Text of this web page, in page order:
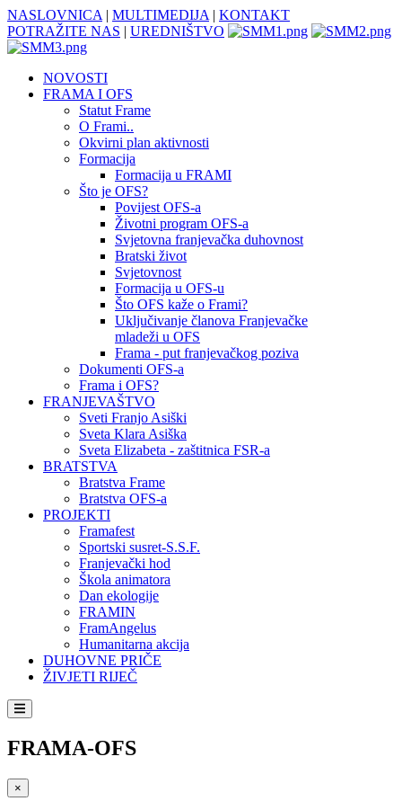
NASLOVNICA | MULTIMEDIJA | KONTAKT
POTRAŽITE NAS | UREDNIŠTVO
NOVOSTI
FRAMA I OFS
Statut Frame
O Frami..
Okvirni plan aktivnosti
Formacija
Formacija u FRAMI
Što je OFS?
Povijest OFS-a
Životni program OFS-a
Svjetovna franjevačka duhovnost
Bratski život
Svjetovnost
Formacija u OFS-u
Što OFS kaže o Frami?
Uključivanje članova Franjevačke
mladeži u OFS
Frama - put franjevačkog poziva
Dokumenti OFS-a
Frama i OFS?
FRANJEVAŠTVO
Sveti Franjo Asiški
Sveta Klara Asiška
Sveta Elizabeta - zaštitnica FSR-a
BRATSTVA
Bratstva Frame
Bratstva OFS-a
PROJEKTI
Framafest
Sportski susret-S.S.F.
Franjevački hod
Škola animatora
Dan ekologije
FRAMIN
FramAngelus
Humanitarna akcija
DUHOVNE PRIČE
ŽIVJETI RIJEČ
FRAMA-OFS
×